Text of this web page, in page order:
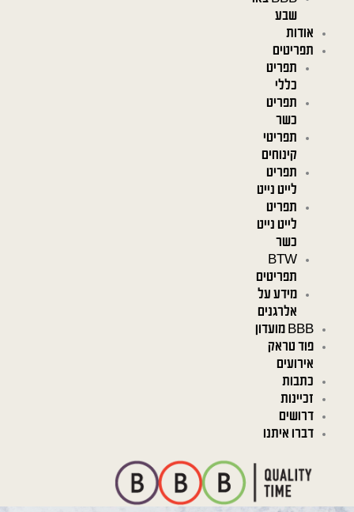
שבע
אודות
תפריטים
תפריט
כללי
תפריט
כשר
תפריטי
קינוחים
תפריט
לייט נייט
תפריט
לייט נייט
כשר
BTW
תפריטים
מידע על
אלרגנים
BBB מועדון
פוד טראק
אירועים
כתבות
זכיינות
דרושים
דברו איתנו